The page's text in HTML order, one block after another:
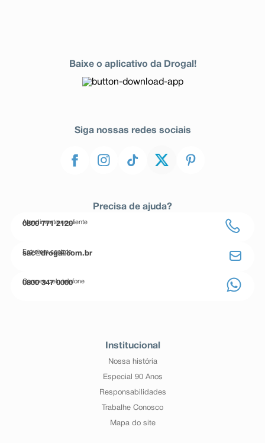
Baixe o aplicativo da Drogal!
Siga nossas redes sociais
Precisa de ajuda?
Atendimento ao cliente
0800 771 2120
Entre em contato
sac@drogal.com.br
Compre pelo telefone
0800 347 0000
Institucional
Nossa história
Especial 90 Anos
Responsabilidades
Trabalhe Conosco
Mapa do site